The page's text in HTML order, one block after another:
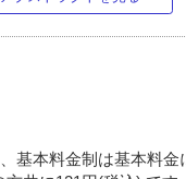
基本料金制は基本料金